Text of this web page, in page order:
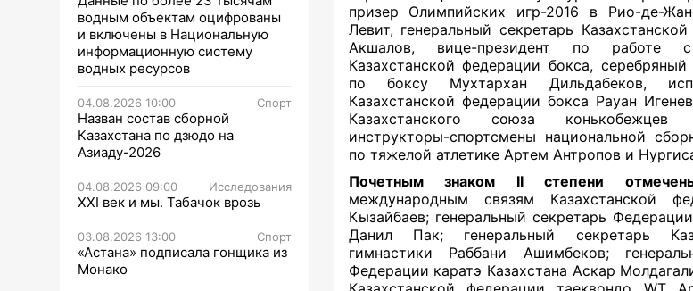
водным объектам оцифрованы
и включены в Национальную
информационную систему
водных ресурсов
04.08.2026 10:00 Спорт
Назван состав сборной
Казахстана по дзюдо на
Азиаду-2026
04.08.2026 09:00 Исследования
XXI век и мы. Табачок врозь
03.08.2026 13:00 Спорт
«Астана» подписала гонщика из
Монако
призер Олимпийских игр-2016 в Рио-де-
Левит, генеральный секретарь
Акшалов, вице-президент по работе
Казахстанской федерации бокса,
по боксу Мухтархан Дильдабеков,
Казахстанской федерации бокса Рауан
Казахстанского союза
инструкторы-спортсмены национальной
по тяжелой атлетике Артем Антропов и
Почетным знаком II степени
международным связям Казахстанской
Кызайбаев; генеральный секретарь
Данил Пак; генеральный секретарь
гимнастики Раббани Ашимбеков;
Федерации каратэ Казахстана Аскар